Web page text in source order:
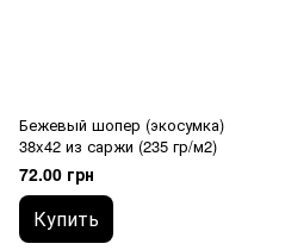
Бежевый шопер (экосумка)
38x42 из саржи (235 гр/м2)
72.00 грн
Купить